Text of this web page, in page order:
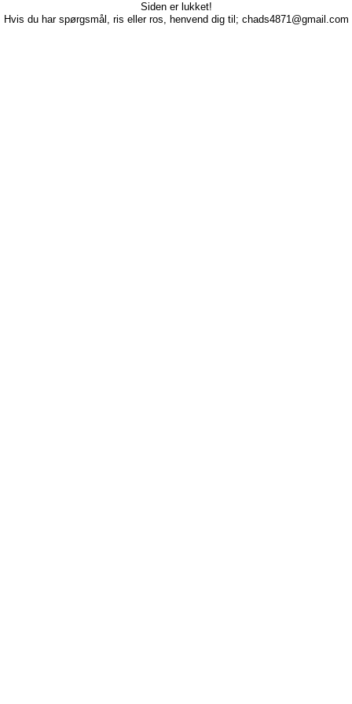
Siden er lukket!
Hvis du har spørgsmål, ris eller ros, henvend dig til; chads4871@gmail.com